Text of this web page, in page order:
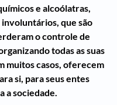
e alcoólatras,
que são
o controle de
todas as suas
muitos casos, oferecem
si, para seus entes
a sociedade.